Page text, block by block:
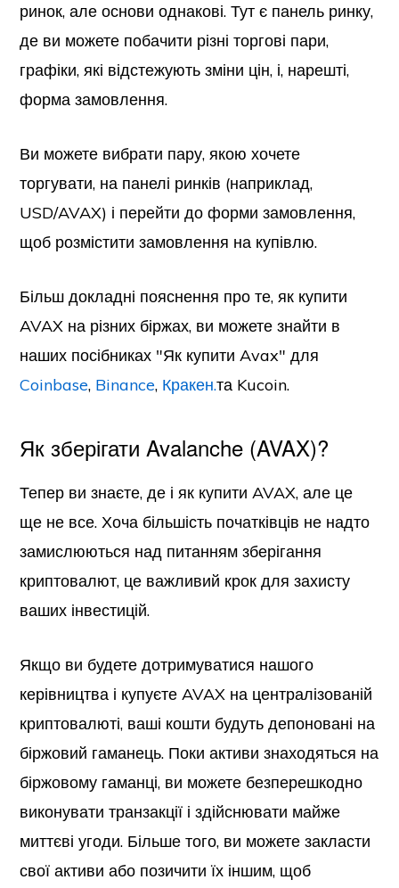
ринок, але основи однакові. Тут є панель ринку,
де ви можете побачити різні торгові пари,
графіки, які відстежують зміни цін, і, нарешті,
форма замовлення.
Ви можете вибрати пару, якою хочете
торгувати, на панелі ринків (наприклад,
USD/AVAX) і перейти до форми замовлення,
щоб розмістити замовлення на купівлю.
Більш докладні пояснення про те, як купити
AVAX на різних біржах, ви можете знайти в
наших посібниках "Як купити Avax" для
Coinbase, Binance, Кракен.та Kucoin.
Як зберігати Avalanche (AVAX)?
Тепер ви знаєте, де і як купити AVAX, але це
ще не все. Хоча більшість початківців не надто
замислюються над питанням зберігання
криптовалют, це важливий крок для захисту
ваших інвестицій.
Якщо ви будете дотримуватися нашого
керівництва і купуєте AVAX на централізованій
криптовалюті, ваші кошти будуть депоновані на
біржовий гаманець. Поки активи знаходяться на
біржовому гаманці, ви можете безперешкодно
виконувати транзакції і здійснювати майже
миттєві угоди. Більше того, ви можете закласти
свої активи або позичити їх іншим, щоб